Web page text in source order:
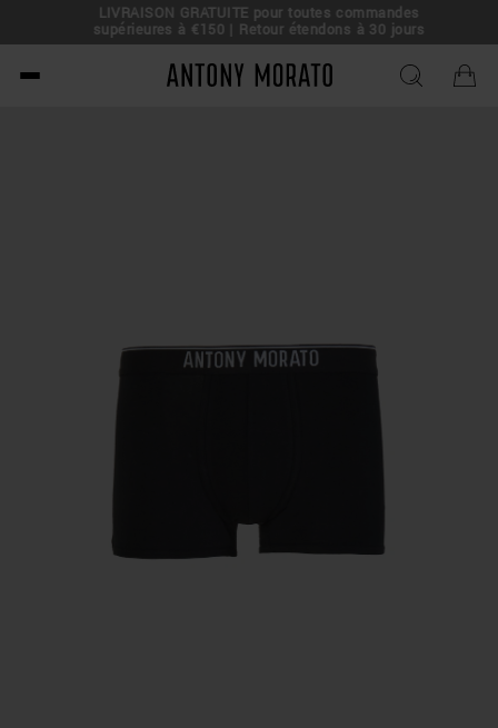
LIVRAISON GRATUITE pour toutes commandes
supérieures à €150 | Retour étendons à 30 jours
Antony Morato - Official